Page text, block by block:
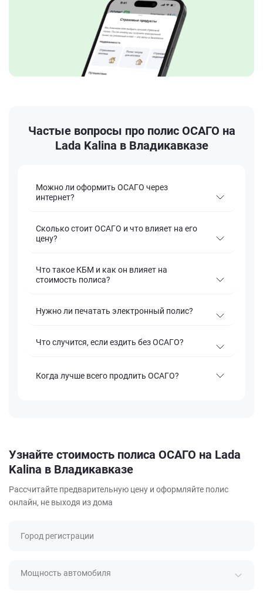
Частые вопросы про полис ОСАГО на
Lada Kalina в Владикавказе
Можно ли оформить ОСАГО через
интернет?
Сколько стоит ОСАГО и что влияет на его
цену?
Что такое КБМ и как он влияет на
стоимость полиса?
Нужно ли печатать электронный полис?
Что случится, если ездить без ОСАГО?
Когда лучше всего продлить ОСАГО?
Узнайте стоимость полиса ОСАГО на Lada
Kalina в Владикавказе
Рассчитайте предварительную цену и оформляйте полис
онлайн, не выходя из дома
Город регистрации
Мощность автомобиля